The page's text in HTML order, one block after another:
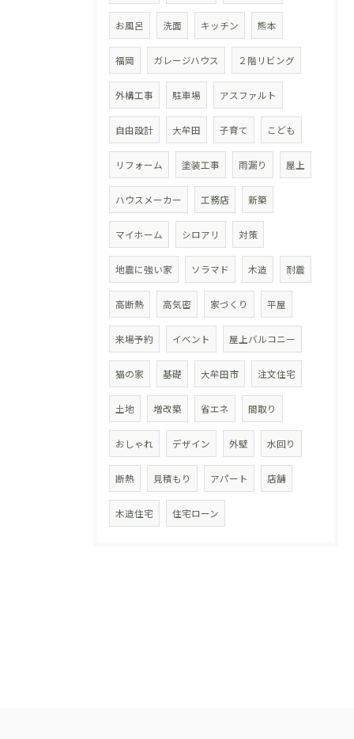
お風呂 洗面 キッチン 熊本
福岡 ガレージハウス ２階リビング
外構工事 駐車場 アスファルト
自由設計 大牟田 子育て こども
リフォーム 塗装工事 雨漏り 屋上
ハウスメーカー 工務店 新築
マイホーム シロアリ 対策
地震に強い家 ソラマド 木造 耐震
高断熱 高気密 家づくり 平屋
来場予約 イベント 屋上バルコニー
猫の家 基礎 大牟田市 注文住宅
土地 増改築 省エネ 間取り
おしゃれ デザイン 外壁 水回り
断熱 見積もり アパート 店舗
木造住宅 住宅ローン